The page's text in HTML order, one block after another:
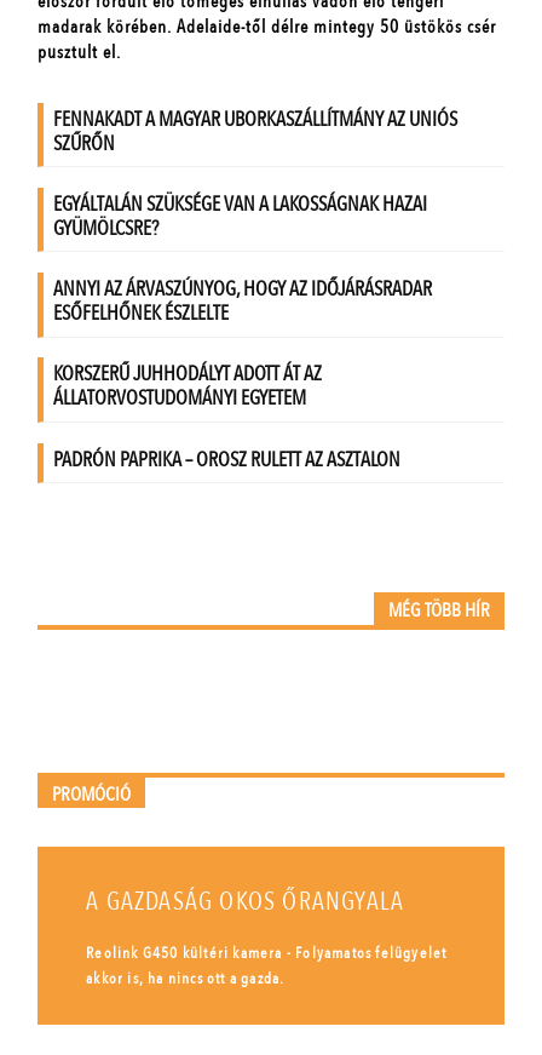
MÉG TÖBB HÍR
PROMÓCIÓ
A GAZDASÁG OKOS ŐRANGYALA
Reolink G450 kültéri kamera - Folyamatos felügyelet
akkor is, ha nincs ott a gazda.